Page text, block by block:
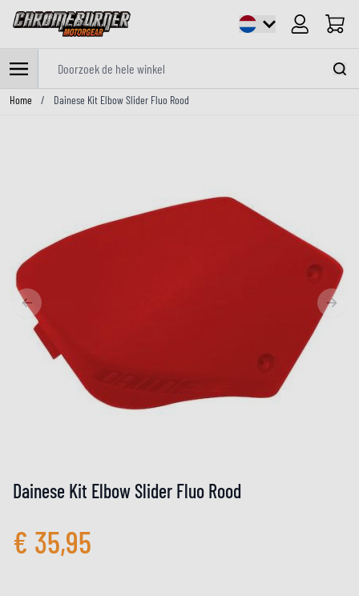
Cart
Ga naar de inhoud
Home / Dainese Kit Elbow Slider Fluo Rood
Dainese Kit Elbow Slider Fluo Rood
€ 35,95